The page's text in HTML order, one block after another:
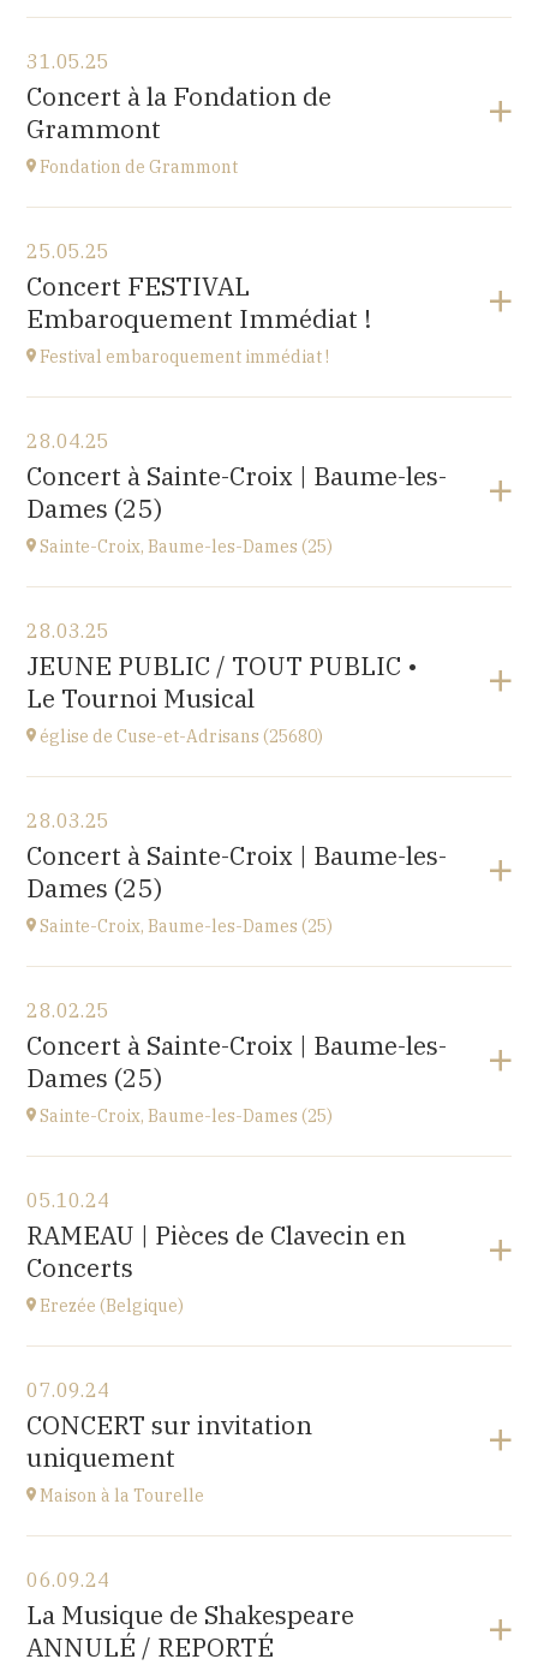
Cuse-et-Adrisans
(25680)
à20H
31.05.25
Concert à la Fondation de
Grammont
Fondation de Grammont
Fondation de Grammont
205 rue de l'Hôpital, 70110 VILLERSEXEL
à14H
25.05.25
Concert FESTIVAL
Embaroquement Immédiat !
Festival embaroquement immédiat !
Le Nord (59)
à14H30
Accéder au site
28.04.25
Concert à Sainte-Croix | Baume-les-
Dames (25)
Sainte-Croix, Baume-les-Dames (25)
EHPAD du Centre hospitalier Sainte-Croix,
1 avenue du Président Kennedy, 25110 BAUME-LES-
DAMES
28.03.25
JEUNE PUBLIC / TOUT PUBLIC •
Le Tournoi Musical
église de Cuse-et-Adrisans (25680)
Cuse-et-Adrisans
(25680)
à18H30
28.03.25
Concert à Sainte-Croix | Baume-les-
Dames (25)
Sainte-Croix, Baume-les-Dames (25)
EHPAD du Centre hospitalier Sainte-Croix,
1 avenue du Président Kennedy, 25110 BAUME-LES-
DAMES
28.02.25
Concert à Sainte-Croix | Baume-les-
Dames (25)
Sainte-Croix, Baume-les-Dames (25)
EHPAD du Centre hospitalier Sainte-Croix,
1 avenue du Président Kennedy, 25110 BAUME-LES-
DAMES
05.10.24
RAMEAU | Pièces de Clavecin en
Concerts
Erezée (Belgique)
Chapelle de Fisenne
Rue de l'Église, 6997 Erezée, BELGIQUE
à11H
Accéder au site
07.09.24
CONCERT sur invitation
uniquement
Maison à la Tourelle
Maison à la Tourelle
10 place de la Loi, 25110 BAUME-LES-DAMES
à17H00
06.09.24
La Musique de Shakespeare
ANNULÉ / REPORTÉ